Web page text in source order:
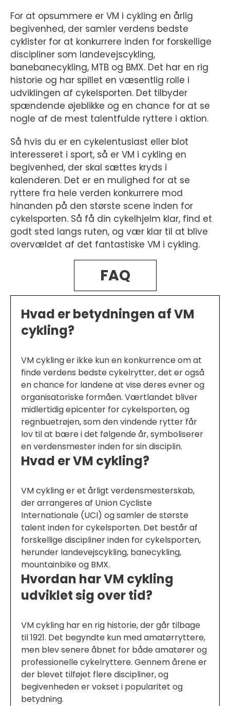
For at opsummere er VM i cykling en årlig
begivenhed, der samler verdens bedste
cyklister for at konkurrere inden for forskellige
discipliner som landevejscykling,
banebanecykling, MTB og BMX. Det har en rig
historie og har spillet en væsentlig rolle i
udviklingen af cykelsporten. Det tilbyder
spændende øjeblikke og en chance for at se
nogle af de mest talentfulde ryttere i aktion.
Så hvis du er en cykelentusiast eller blot
interesseret i sport, så er VM i cykling en
begivenhed, der skal sættes kryds i
kalenderen. Det er en mulighed for at se
ryttere fra hele verden konkurrere mod
hinanden på den største scene inden for
cykelsporten. Så få din cykelhjelm klar, find et
godt sted langs ruten, og vær klar til at blive
overvældet af det fantastiske VM i cykling.
FAQ
Hvad er betydningen af VM
cykling?
VM cykling er ikke kun en konkurrence om at
finde verdens bedste cykelrytter, det er også
en chance for landene at vise deres evner og
organisatoriske formåen. Værtlandet bliver
midlertidig epicenter for cykelsporten, og
regnbuetrøjen, som den vindende rytter får
lov til at bære i det følgende år, symboliserer
en verdensmester inden for sin disciplin.
Hvad er VM cykling?
VM cykling er et årligt verdensmesterskab,
der arrangeres af Union Cycliste
Internationale (UCI) og samler de største
talent inden for cykelsporten. Det består af
forskellige discipliner inden for cykelsporten,
herunder landevejscykling, banecykling,
mountainbike og BMX.
Hvordan har VM cykling
udviklet sig over tid?
VM cykling har en rig historie, der går tilbage
til 1921. Det begyndte kun med amatørryttere,
men blev senere åbnet for både amatører og
professionelle cykelryttere. Gennem årene er
der blevet tilføjet flere discipliner, og
begivenheden er vokset i popularitet og
betydning.